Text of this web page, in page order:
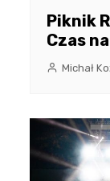
Piknik
Czas
Michał